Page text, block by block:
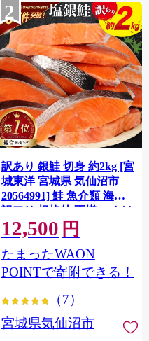
2
訳あり 銀鮭 切身 約2kg [宮
城東洋 宮城県 気仙沼市
20564991] 鮭 魚介類 海鮮
訳アリ 規格外 不揃い さけ
サケ 鮭切身 シャケ 切り身
冷凍 家庭用 おかず 弁当 支
援 サーモン 銀鮭切り身 魚
わけあり
12,500 円
たまったWAON
POINTで寄附できる！
（7）
宮城県気仙沼市